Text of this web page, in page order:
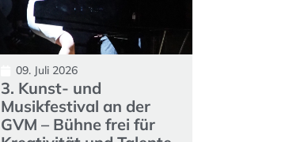
09. Juli 2026
3. Kunst- und
Musikfestival an der
GVM – Bühne frei für